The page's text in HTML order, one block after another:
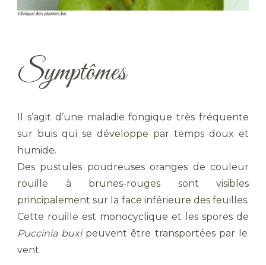
Symptômes
Il s’agit d’une maladie fongique très fréquente
sur buis qui se développe par temps doux et
humide.
Des pustules poudreuses oranges de couleur
rouille à brunes-rouges sont visibles
principalement sur la face inférieure des feuilles.
Cette rouille est monocyclique et les spores de
Puccinia buxi peuvent être transportées par le
vent